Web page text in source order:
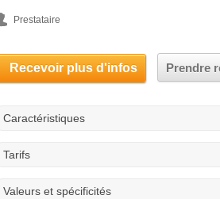
Prestataire
Recevoir plus d'infos Prendre
Caractéristiques
Tarifs
Valeurs et spécificités